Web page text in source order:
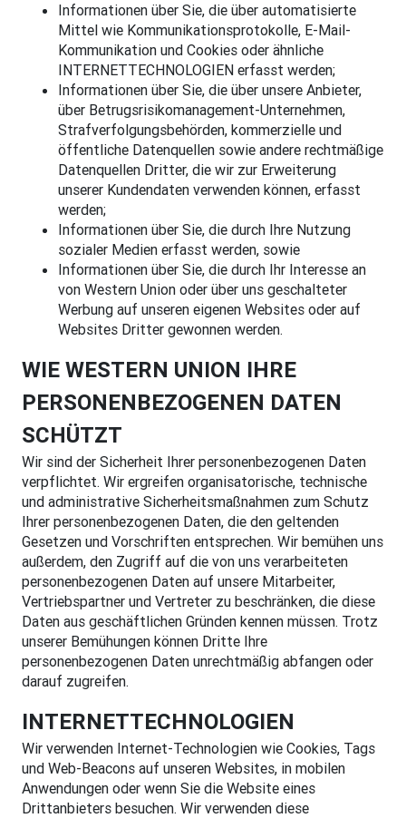
Informationen über Sie, die über automatisierte
Mittel wie Kommunikationsprotokolle, E-Mail-
Kommunikation und Cookies oder ähnliche
INTERNETTECHNOLOGIEN erfasst werden;
Informationen über Sie, die über unsere Anbieter,
über Betrugsrisikomanagement-Unternehmen,
Strafverfolgungsbehörden, kommerzielle und
öffentliche Datenquellen sowie andere rechtmäßige
Datenquellen Dritter, die wir zur Erweiterung
unserer Kundendaten verwenden können, erfasst
werden;
Informationen über Sie, die durch Ihre Nutzung
sozialer Medien erfasst werden, sowie
Informationen über Sie, die durch Ihr Interesse an
von Western Union oder über uns geschalteter
Werbung auf unseren eigenen Websites oder auf
Websites Dritter gewonnen werden.
WIE WESTERN UNION IHRE
PERSONENBEZOGENEN DATEN
SCHÜTZT
Wir sind der Sicherheit Ihrer personenbezogenen Daten
verpflichtet. Wir ergreifen organisatorische, technische
und administrative Sicherheitsmaßnahmen zum Schutz
Ihrer personenbezogenen Daten, die den geltenden
Gesetzen und Vorschriften entsprechen. Wir bemühen uns
außerdem, den Zugriff auf die von uns verarbeiteten
personenbezogenen Daten auf unsere Mitarbeiter,
Vertriebspartner und Vertreter zu beschränken, die diese
Daten aus geschäftlichen Gründen kennen müssen. Trotz
unserer Bemühungen können Dritte Ihre
personenbezogenen Daten unrechtmäßig abfangen oder
darauf zugreifen.
INTERNETTECHNOLOGIEN
Wir verwenden Internet-Technologien wie Cookies, Tags
und Web-Beacons auf unseren Websites, in mobilen
Anwendungen oder wenn Sie die Website eines
Drittanbieters besuchen. Wir verwenden diese